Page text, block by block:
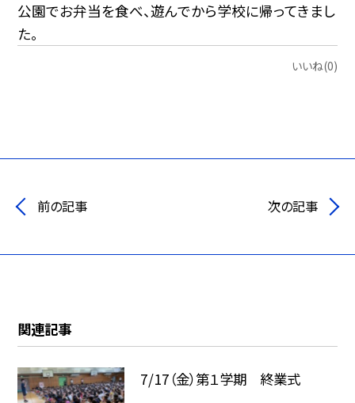
公園でお弁当を食べ、遊んでから学校に帰ってきまし
た。
いいね(0)
前の記事 次の記事
関連記事
7/17（金）第１学期 終業式